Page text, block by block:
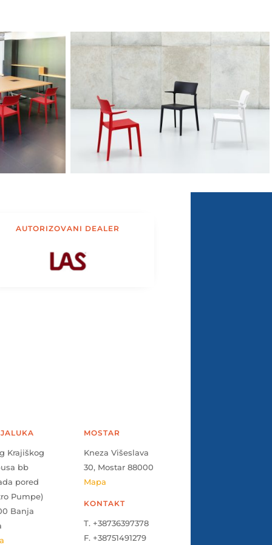
AUTORIZOVANI DEALER
Krajiškog
bb
pored
Pumpe)
Banja
MOSTAR
Kneza Višeslava
30, Mostar 88000
Mapa
KONTAKT
T. +38736397378
F. +38751491279